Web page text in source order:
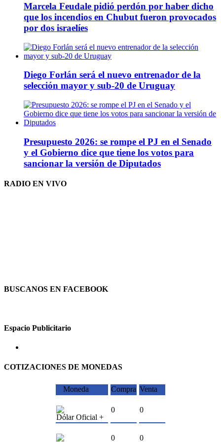
Marcela Feudale pidió perdón por haber dicho
que los incendios en Chubut fueron provocados
por dos israelíes
Diego Forlán será el nuevo entrenador de la
selección mayor y sub-20 de Uruguay
Presupuesto 2026: se rompe el PJ en el Senado
y el Gobierno dice que tiene los votos para
sancionar la versión de Diputados
RADIO EN VIVO
BUSCANOS EN FACEBOOK
Espacio Publicitario
COTIZACIONES DE MONEDAS
Moneda Compra Venta
Dólar Oficial +
0 0
0 0